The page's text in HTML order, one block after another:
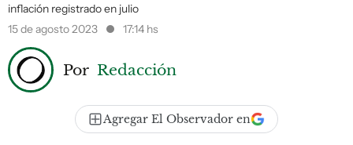
inflación registrado en julio
15 de agosto 2023
17:14 hs
Por Redacción
Agregar El Observador en